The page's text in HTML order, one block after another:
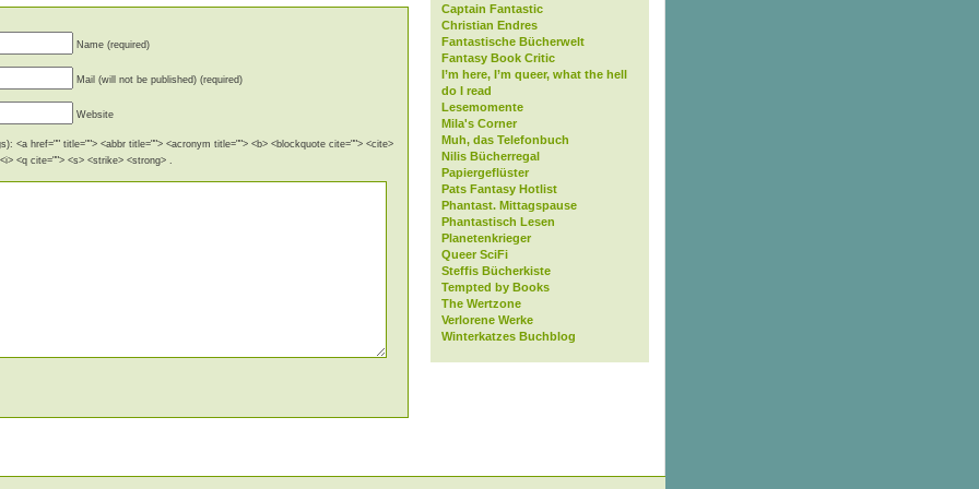
Captain Fantastic
Christian Endres
Fantastische Bücherwelt
Fantasy Book Critic
I’m here, I’m queer, what the hell
do I read
Lesemomente
Mila's Corner
Muh, das Telefonbuch
Nilis Bücherregal
Papiergeflüster
Pats Fantasy Hotlist
Phantast. Mittagspause
Phantastisch Lesen
Planetenkrieger
Queer SciFi
Steffis Bücherkiste
Tempted by Books
The Wertzone
Verlorene Werke
Winterkatzes Buchblog
Name (required)
Mail (will not be published) (required)
Website
<a href="" title=""> <abbr title=""> <acronym title=""> <b> <blockquote cite=""> <cite>
<q cite=""> <s> <strike> <strong> .